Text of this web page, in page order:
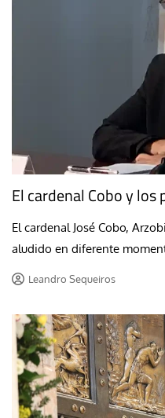
El cardenal Cobo y los
El cardenal José Cobo,
aludido en diferente
Leandro Sequeiros